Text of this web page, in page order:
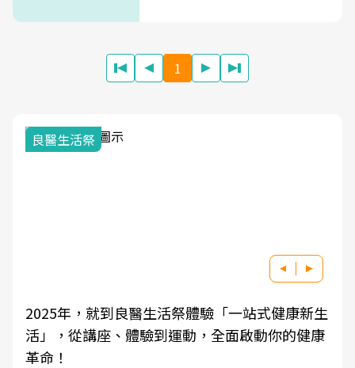
1
良醫生活祭
2025年，就到良醫生活祭體驗「一站式健康新生
活」，從講座、體驗到運動，全面啟動你的健康
革命！